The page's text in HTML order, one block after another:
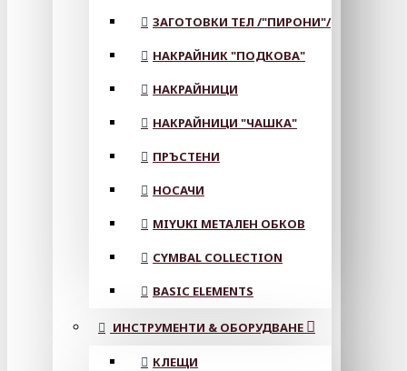
ЗАГОТОВКИ ТЕЛ /"ПИРОНИ"/
НАКРАЙНИК "ПОДКОВА"
НАКРАЙНИЦИ
НАКРАЙНИЦИ "ЧАШКА"
ПРЪСТЕНИ
НОСАЧИ
MIYUKI МЕТАЛЕН ОБКОВ
CYMBAL COLLECTION
BASIC ELEMENTS
ИНСТРУМЕНТИ & ОБОРУДВАНЕ
КЛЕЩИ